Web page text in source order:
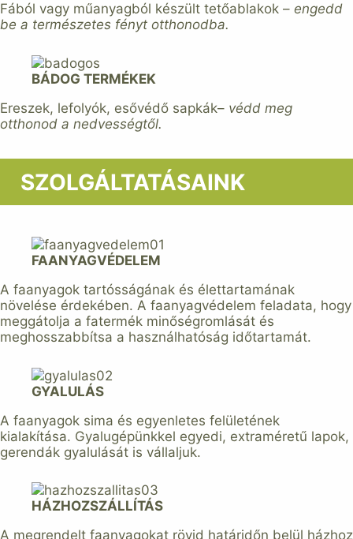
Fából vagy műanyagból készült tetőablakok – engedd
be a természetes fényt otthonodba.
BÁDOG TERMÉKEK
Ereszek, lefolyók, esővédő sapkák– védd meg
otthonod a nedvességtől.
SZOLGÁLTATÁSAINK
FAANYAGVÉDELEM
A faanyagok tartósságának és élettartamának
növelése érdekében. A faanyagvédelem feladata, hogy
meggátolja a fatermék minőségromlását és
meghosszabbítsa a használhatóság időtartamát.
GYALULÁS
A faanyagok sima és egyenletes felületének
kialakítása. Gyalugépünkkel egyedi, extraméretű lapok,
gerendák gyalulását is vállaljuk.
HÁZHOZSZÁLLÍTÁS
A megrendelt faanyagokat rövid határidőn belül házhoz